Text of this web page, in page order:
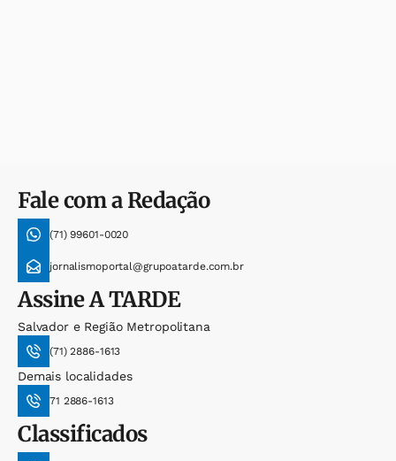
Fale com a Redação
(71) 99601-0020
jornalismoportal@grupoatarde.com.br
AssineA TARDE
Salvador e Região Metropolitana
(71) 2886-1613
Demais localidades
71 2886-1613
Classificados